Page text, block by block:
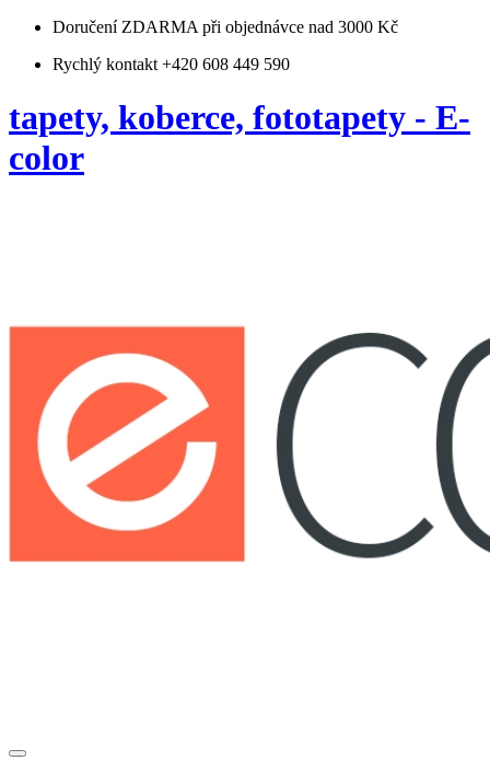
Doručení ZDARMA při objednávce nad 3000 Kč
Rychlý kontakt +420 608 449 590
tapety, koberce, fototapety - E-
color